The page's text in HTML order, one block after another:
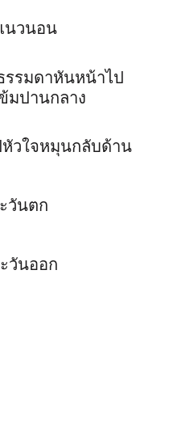
นวนอน
รรมดาหันหน้าไป
มปานกลาง
วใจหมุนกลับด้าน
วันตก
วันออก